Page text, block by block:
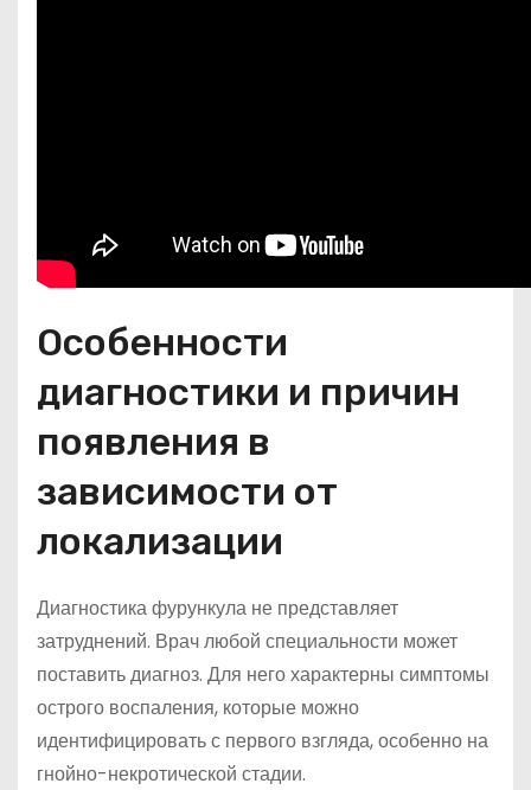
Особенности
диагностики и причин
появления в
зависимости от
локализации
Диагностика фурункула не представляет
затруднений. Врач любой специальности может
поставить диагноз. Для него характерны симптомы
острого воспаления, которые можно
идентифицировать с первого взгляда, особенно на
гнойно-некротической стадии.